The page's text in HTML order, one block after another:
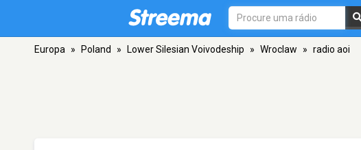
Europa » Poland » Lower Silesian Voivodeship » Wroclaw » radio aoi